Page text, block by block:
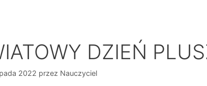
DZIEŃ
2022 przez Nauczyciel